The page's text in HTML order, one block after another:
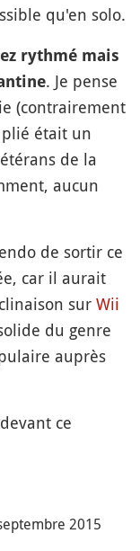
qu'en solo.
rythmé mais
. Je pense
(contrairement
plié était un
de la
aucun
de sortir ce
car il aurait
sur Wii
du genre
auprès
ce
2015